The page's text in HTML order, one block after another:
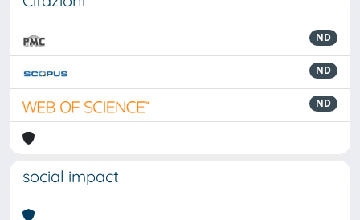
ND
ND
ND
social impact